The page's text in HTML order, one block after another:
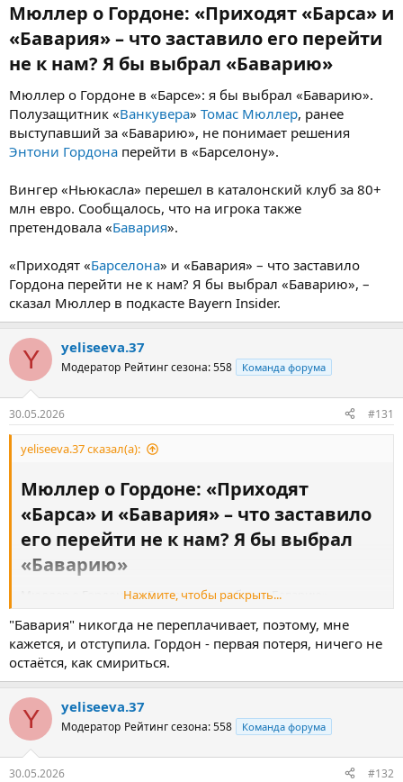
Мюллер о Гордоне: «Приходят «Барса» и
«Бавария» – что заставило его перейти
не к нам? Я бы выбрал «Баварию»​
Мюллер о Гордоне в «Барсе»: я бы выбрал «Баварию».
Полузащитник «Ванкувера» Томас Мюллер, ранее
выступавший за «Баварию», не понимает решения
Энтони Гордона перейти в «Барселону».
Вингер «Ньюкасла» перешел в каталонский клуб за 80+
млн евро. Сообщалось, что на игрока также
претендовала «Бавария».
«Приходят «Барселона» и «Бавария» – что заставило
Гордона перейти не к нам? Я бы выбрал «Баварию», –
сказал Мюллер в подкасте Bayern Insider.
Y yeliseeva.37
Модератор Рейтинг сезона: 558 Команда форума
30.05.2026 #131
yeliseeva.37 сказал(а):
Мюллер о Гордоне: «Приходят
«Барса» и «Бавария» – что заставило
его перейти не к нам? Я бы выбрал
«Баварию»​
Мюллер о Гордоне в «Барсе»: я бы выбрал «Баварию».
Полузащитник «Ванкувера»Томас Мюллер, ранее
выступавший за «Баварию», не понимает решенияЭнтони
Гордона перейти в «Барселону».
Вингер «Ньюкасла» перешел в каталонский клуб за 80+ млн
«Бавария».
«Приходят «
» и «Бавария» – что заставило Гордона
перейти не к нам? Я бы выбрал «Баварию», – сказал Мюллер в
подкасте Bayern Insider.
Нажмите, чтобы раскрыть...
"Бавария" никогда не переплачивает, поэтому, мне
кажется, и отступила. Гордон - первая потеря, ничего не
остаётся, как смириться.
Y yeliseeva.37
Модератор Рейтинг сезона: 558 Команда форума
30.05.2026 #132